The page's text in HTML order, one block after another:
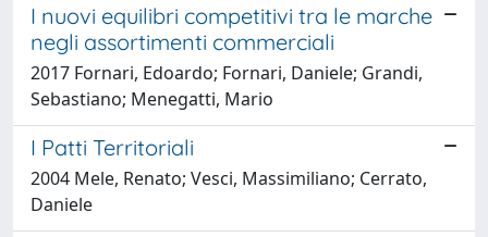
I nuovi equilibri competitivi tra le marche
negli assortimenti commerciali
2017 Fornari, Edoardo; Fornari, Daniele; Grandi,
Sebastiano; Menegatti, Mario
I Patti Territoriali
2004 Mele, Renato; Vesci, Massimiliano; Cerrato,
Daniele